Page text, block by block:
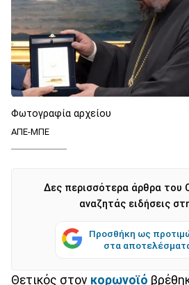
Φωτογραφία αρχείου
ΑΠΕ-ΜΠΕ
Δες περισσότερα άρθρα του
αναζητάς ειδήσεις
Προσθήκη ως
στα
Θετικός στον κορωνοϊό